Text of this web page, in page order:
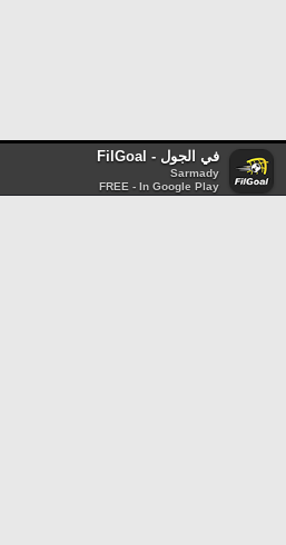
في الجول - FilGoal
Sarmady
FREE - In Google Play